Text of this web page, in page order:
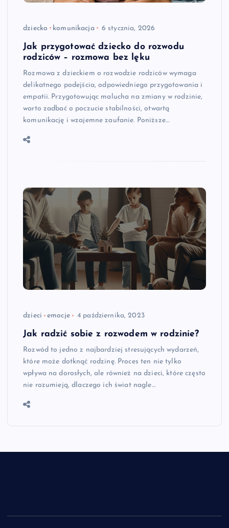
dziecko komunikacja 6 stycznia, 2026
Jak przygotować dziecko do rozwodu
rodziców – rozmowa bez lęku
Rozmowa z dzieckiem o rozwodzie rodziców wymaga
delikatnego podejścia, odpowiedniego przygotowania i
empatii. Przygotowując malucha na zmiany w rodzinie,
warto zadbać o poczucie stabilności, otwartą
komunikację i wzajemne zaufanie. Poniższe…
dzieci emocje 4 października, 2023
Jak radzić sobie z rozwodem w rodzinie?
Rozwód to jedno z najbardziej stresujących wydarzeń,
które może dotknąć rodzinę. Proces ten nie tylko
wpływa na dorosłych, ale również na dzieci, które często
nie rozumieją, dlaczego ich świat nagle…